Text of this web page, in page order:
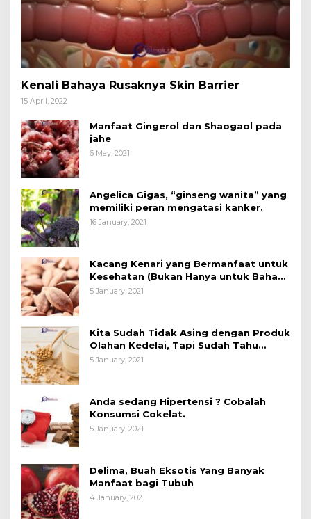
Kenali Bahaya Rusaknya Skin Barrier
15 April, 2022
Manfaat Gingerol dan Shaogaol pada
jahe
6 May, 2021
Angelica Gigas, “ginseng wanita” yang
memiliki peran mengatasi kanker.
16 January, 2021
Kacang Kenari yang Bermanfaat untuk
Kesehatan (Bukan Hanya untuk Bahan
Kue)
5 January, 2021
Kita Sudah Tidak Asing dengan Produk
Olahan Kedelai, Tapi Sudah Tahu
Manfaatnya untuk Kesehatan?
5 January, 2021
Anda sedang Hipertensi ? Cobalah
Konsumsi Cokelat.
5 January, 2021
Delima, Buah Eksotis Yang Banyak
Manfaat bagi Tubuh
4 January, 2021